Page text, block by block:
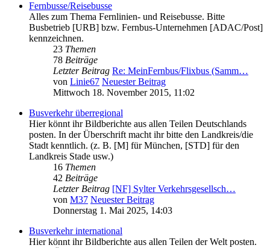
Fernbusse/Reisebusse
Alles zum Thema Fernlinien- und Reisebusse. Bitte
Busbetrieb [URB] bzw. Fernbus-Unternehmen [ADAC/Post]
kennzeichnen.
23 Themen
78 Beiträge
Letzter Beitrag Re: MeinFernbus/Flixbus (Samm…
von Linie67 Neuester Beitrag
Mittwoch 18. November 2015, 11:02
Busverkehr überregional
Hier könnt ihr Bildberichte aus allen Teilen Deutschlands
posten. In der Überschrift macht ihr bitte den Landkreis/die
Stadt kenntlich. (z. B. [M] für München, [STD] für den
Landkreis Stade usw.)
16 Themen
42 Beiträge
Letzter Beitrag [NF] Sylter Verkehrsgesellsch…
von M37 Neuester Beitrag
Donnerstag 1. Mai 2025, 14:03
Busverkehr international
Hier könnt ihr Bildberichte aus allen Teilen der Welt posten.